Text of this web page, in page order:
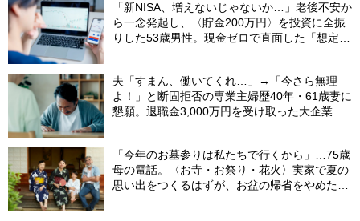
「新NISA、増えないじゃないか…」老後不安か
ら一念発起し、〈貯金200万円〉を投資に全振
りした53歳男性。現金ゼロで直面した「想定外
夫「すまん、働いてくれ…」→「今さら無理
よ！」と断固拒否の専業主婦歴40年・61歳妻に
懇願。退職金3,000万円を受け取った大企業元
「今年のお墓参りは私たちで行くから」…75歳
母の電話。〈お寺・お祭り・花火〉実家で夏の
思い出をつくるはずが、お盆の帰省をやめた理